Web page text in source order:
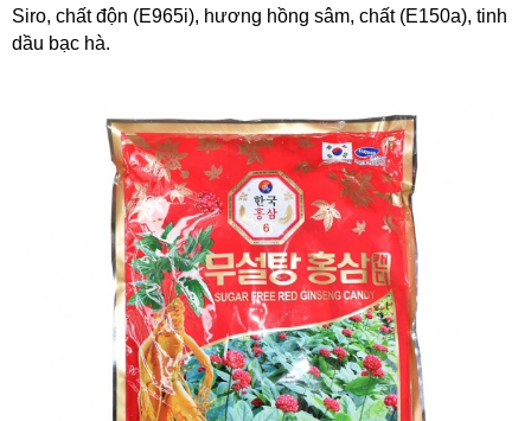
Siro, chất độn (E965i), hương hồng sâm, chất (E150a), tinh
dầu bạc hà.